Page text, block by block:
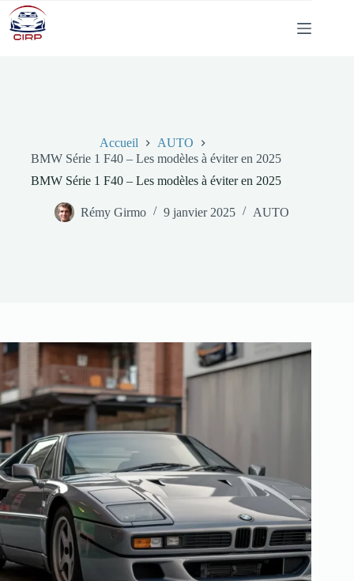
Passer
au
contenu
Accueil
AUTO
BMW Série 1 F40 – Les modèles à éviter en 2025
BMW Série 1 F40 – Les modèles à éviter en 2025
Rémy Girmo 9 janvier 2025 AUTO